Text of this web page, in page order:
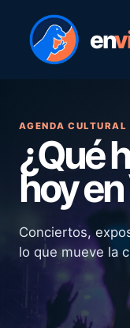
en
AGENDA CULTURAL
¿Qué
hoy
Conciertos,
lo que mueve la